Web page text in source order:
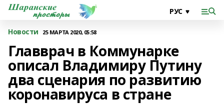
Новости 25 МАРТА 2020, 05:58
Главврач в Коммунарке
описал Владимиру Путину
два сценария по развитию
коронавируса в стране